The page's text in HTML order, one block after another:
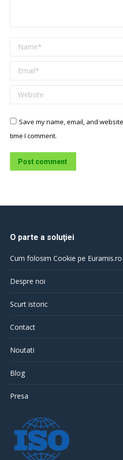
Name *
Email *
Website
Save my name, email, and
time I comment.
Post comment
O parte a soluţiei
Cum folosim Cookie pe Euramis.ro
Despre noi
Scurt istoric
Contact
Noutati
Blog
Presa